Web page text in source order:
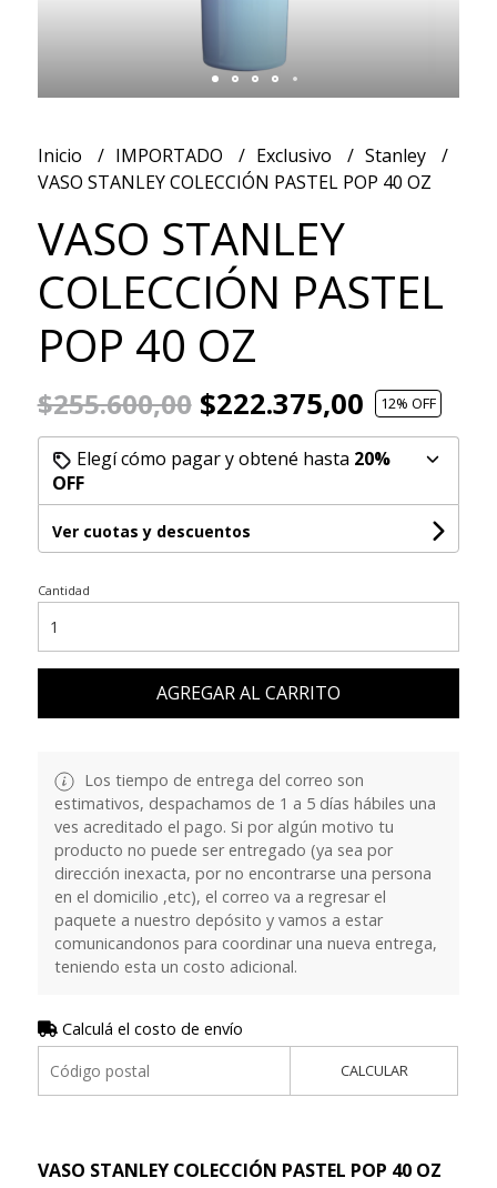
Inicio IMPORTADO Exclusivo
Stanley
VASO STANLEY COLECCIÓN PASTEL POP 40 OZ
VASO STANLEY
COLECCIÓN PASTEL
POP 40 OZ
$255.600,00$222.375,00 12% OFF
Elegí cómo pagar y obtené hasta 20%
OFF
Ver cuotas y descuentos
Cantidad
AGREGAR AL CARRITO
Los tiempo de entrega del correo son
estimativos, despachamos de 1 a 5 días hábiles una
ves acreditado el pago. Si por algún motivo tu
producto no puede ser entregado (ya sea por
dirección inexacta, por no encontrarse una persona
en el domicilio ,etc), el correo va a regresar el
paquete a nuestro depósito y vamos a estar
comunicandonos para coordinar una nueva entrega,
teniendo esta un costo adicional.
Calculá el costo de envío
CALCULAR
VASO STANLEY COLECCIÓN PASTEL POP 40 OZ